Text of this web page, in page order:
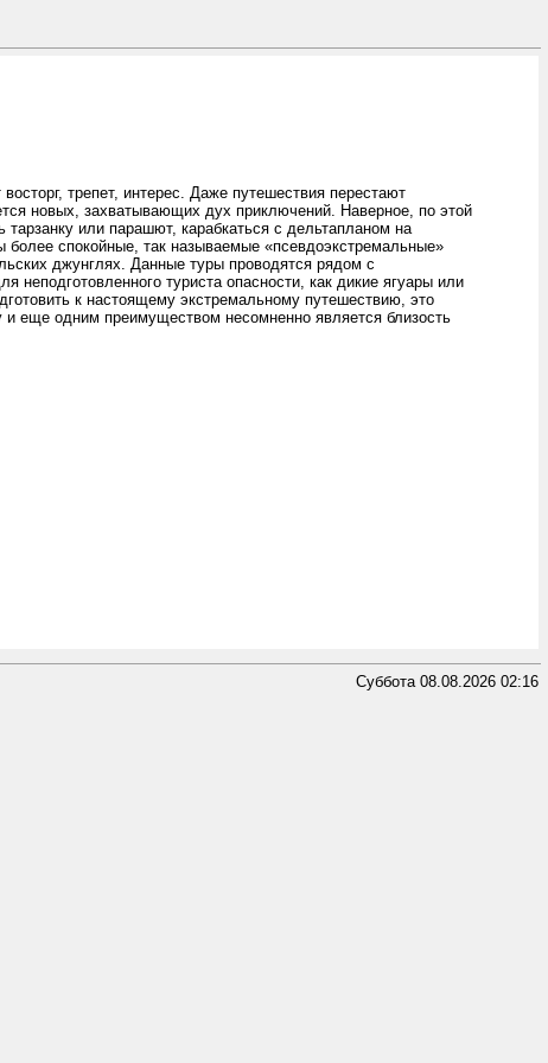
трепет, интерес. Даже путешествия перестают
новых, захватывающих дух приключений. Наверное, по этой
или парашют, карабкаться с дельтапланом на
спокойные, так называемые «псевдоэкстремальные»
джунглях. Данные туры проводятся рядом с
неподготовленного туриста опасности, как дикие ягуары или
к настоящему экстремальному путешествию, это
и еще одним преимуществом несомненно является близость
Суббота 08.08.2026 02:16